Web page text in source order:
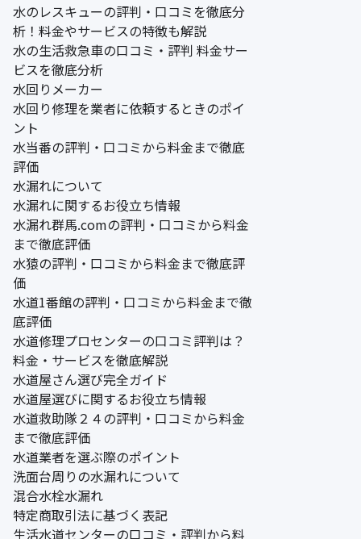
水のレスキューの評判・口コミを徹底分
析！料金やサービスの特徴も解説
水の生活救急車の口コミ・評判 料金サー
ビスを徹底分析
水回りメーカー
水回り修理を業者に依頼するときのポイ
ント
水当番の評判・口コミから料金まで徹底
評価
水漏れについて
水漏れに関するお役立ち情報
水漏れ群馬.comの評判・口コミから料金
まで徹底評価
水猿の評判・口コミから料金まで徹底評
価
水道1番館の評判・口コミから料金まで徹
底評価
水道修理プロセンターの口コミ評判は？
料金・サービスを徹底解説
水道屋さん選び完全ガイド
水道屋選びに関するお役立ち情報
水道救助隊２４の評判・口コミから料金
まで徹底評価
水道業者を選ぶ際のポイント
洗面台周りの水漏れについて
混合水栓水漏れ
特定商取引法に基づく表記
生活水道センターの口コミ・評判から料